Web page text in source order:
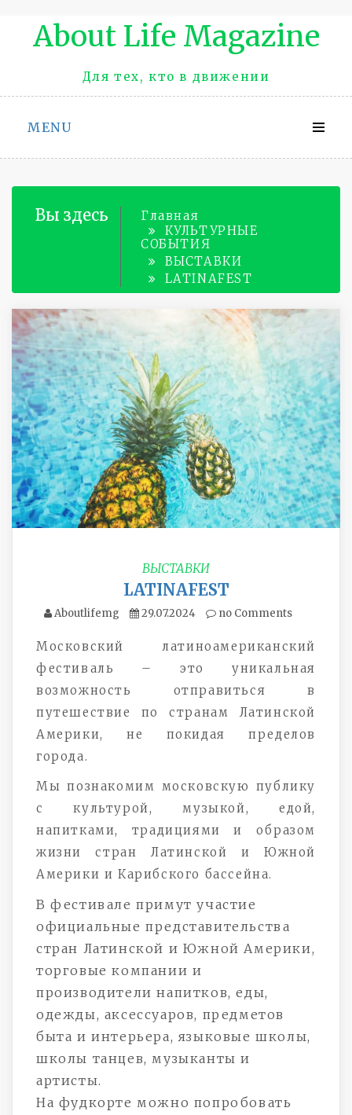
Промотать
About Life Magazinе
Для тех, кто в движении
MENU
Вы здесь
Главная
КУЛЬТУРНЫЕ
СОБЫТИЯ
ВЫСТАВКИ
LATINAFEST
ВЫСТАВКИ
LATINAFEST
Aboutlifemg 29.07.2024 no Comments
Московский латиноамериканский
фестиваль – это уникальная
возможность отправиться в
путешествие по странам Латинской
Америки, не покидая пределов
города.
Мы познакомим московскую публику
с культурой, музыкой, едой,
напитками, традициями и образом
жизни стран Латинской и Южной
Америки и Карибского бассейна.
В фестивале примут участие
официальные представительства
стран Латинской и Южной Америки,
торговые компании и
производители напитков, еды,
одежды, аксессуаров, предметов
быта и интерьера, языковые школы,
школы танцев, музыканты и
артисты.
На фудкорте можно попробовать